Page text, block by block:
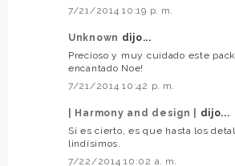
7/21/2014 10:19 p. m.
Unknown dijo...
Precioso y muy cuidado este
encantado Noe!
7/21/2014 10:42 p. m.
| Harmony and design |
dijo...
Sí es cierto, es que hasta los
lindísimos.
7/22/2014 10:02 a. m.